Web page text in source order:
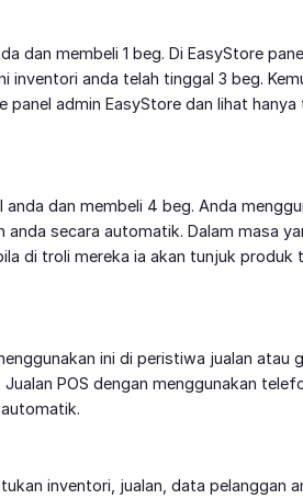
dan membeli 1 beg. Di EasyStore
anda telah tinggal 3 beg.
admin EasyStore dan lihat
dan membeli 4 beg. Anda
secara automatik. Dalam masa
di troli mereka ia akan tunjuk produk
ini di peristiwa jualan atau
POS dengan menggunakan
inventori, jualan, data pelanggan